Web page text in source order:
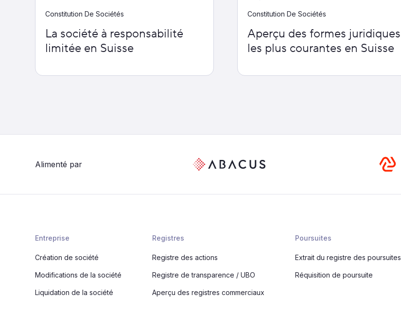
Constitution De Sociétés
La société à responsabilité
limitée en Suisse
Constitution De Sociétés
Aperçu des formes juridiques
les plus courantes en Suisse
Alimenté par
Entreprise
Création de société
Modifications de la société
Liquidation de la société
Registres
Registre des actions
Registre de transparence / UBO
Aperçu des registres commerciaux
Poursuites
Extrait du registre des poursuites
Réquisition de poursuite